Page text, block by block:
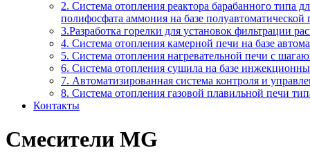
2. Система отопления реактора барабанного типа
полифосфата аммония на базе
3.Разработка горелки для установок фильтрации
4. Система отопления камерной печи на базе
5. Система отопления нагревательной печи с
6. Система отопления сушила на базе
7. Автоматизированная система контроля и
8. Система отопления газовой плавильной печи
Контакты
Смесители MG